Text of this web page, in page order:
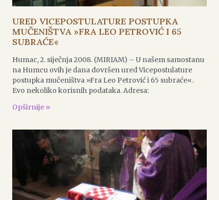
URED VICEPOSTULATURE POSTUPKA
MUČENIŠTVA »FRA LEO PETROVIĆ I 65
SUBRAĆE«
Humac, 2. siječnja 2008. (MIRIAM) – U našem samostanu
na Humcu ovih je dana dovršen ured Vicepostulature
postupka mučeništva »Fra Leo Petrović i 65 subraće«.
Evo nekoliko korisnih podataka. Adresa:
Opširnije »